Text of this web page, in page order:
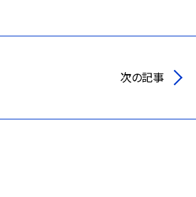
次の記事